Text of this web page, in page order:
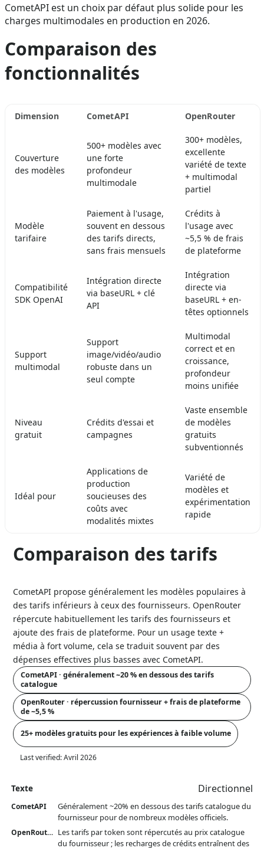
CometAPI est un choix par défaut plus solide pour les
charges multimodales en production en 2026.
Comparaison des
fonctionnalités
Dimension CometAPI OpenRouter
Couverture
des modèles
500+ modèles avec
une forte
profondeur
multimodale
300+ modèles,
excellente
variété de texte
+ multimodal
partiel
Modèle
tarifaire
Paiement à l'usage,
souvent en dessous
des tarifs directs,
sans frais mensuels
Crédits à
l'usage avec
~5,5 % de frais
de plateforme
Compatibilité
SDK OpenAI
Intégration directe
via baseURL + clé
API
Intégration
directe via
baseURL + en-
têtes optionnels
Support
multimodal
Support
image/vidéo/audio
robuste dans un
seul compte
Multimodal
correct et en
croissance,
profondeur
moins unifiée
Niveau
gratuit
Crédits d'essai et
campagnes
Vaste ensemble
de modèles
gratuits
subventionnés
Idéal pour
Applications de
production
soucieuses des
coûts avec
modalités mixtes
Variété de
modèles et
expérimentation
rapide
Comparaison des tarifs
CometAPI propose généralement les modèles populaires à
des tarifs inférieurs à ceux des fournisseurs. OpenRouter
répercute habituellement les tarifs des fournisseurs et
ajoute des frais de plateforme. Pour un usage texte +
média à fort volume, cela se traduit souvent par des
dépenses effectives plus basses avec CometAPI.
CometAPI · généralement ~20 % en dessous des tarifs
catalogue
OpenRouter · répercussion fournisseur + frais de plateforme
de ~5,5 %
25+ modèles gratuits pour les expériences à faible volume
Last verified: Avril 2026
Texte Directionnel
CometAPI
Généralement ~20% en dessous des tarifs catalogue du
fournisseur pour de nombreux modèles officiels.
OpenRouter Les tarifs par token sont répercutés au prix catalogue
du fournisseur ; les recharges de crédits entraînent des